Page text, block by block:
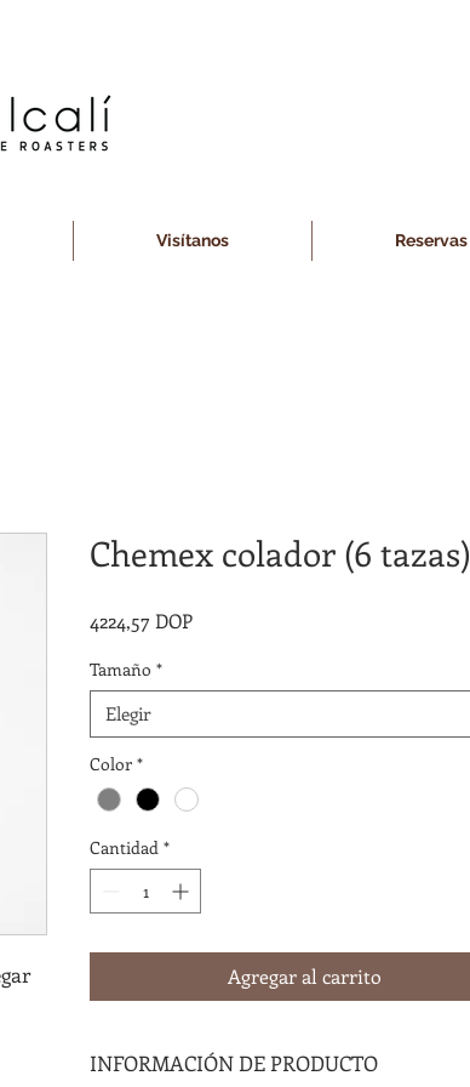
Visítanos Reservas
Chemex colador (6 tazas)
4224,57 DOPPrecio
Tamaño *
Elegir
Color *
Cantidad *
Agregar al carrito
INFORMACIÓN DE PRODUCTO